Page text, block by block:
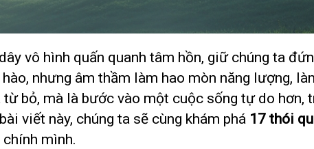
vô hình quấn quanh tâm hồn, giữ chúng ta
nhưng âm thầm làm hao mòn năng lượng,
bỏ, mà là bước vào một cuộc sống tự do hơn,
viết này, chúng ta sẽ cùng khám phá 17 thói
mình.